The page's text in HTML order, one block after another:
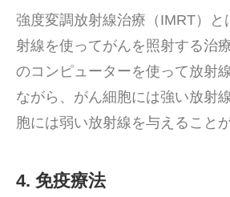
強度変調放射線治療（IMRT）と
射線を使ってがんを照射する治
のコンピューターを使って放射
ながら、がん細胞には強い放射
胞には弱い放射線を与えること
4. 免疫療法